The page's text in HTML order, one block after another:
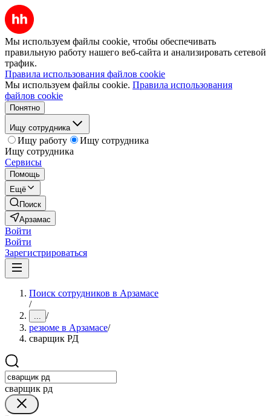
Мы используем файлы cookie, чтобы обеспечивать
правильную работу нашего веб-сайта и анализировать сетевой
трафик.
Правила использования файлов cookie
Мы используем файлы cookie. Правила использования
файлов cookie
Понятно
Ищу сотрудника
Ищу работу
Ищу сотрудника
Ищу сотрудника
Сервисы
Помощь
Ещё
Поиск
Арзамас
Войти
Войти
Зарегистрироваться
Поиск сотрудников в Арзамасе
/
... /
резюме в Арзамасе/
сварщик РД
сварщик рд